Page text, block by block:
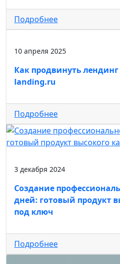
Подробнее
10 апреля 2025
Как продвинуть
landing.ru
Подробнее
3 декабря 2024
Создание
дней: готовый продукт
под ключ
Подробнее